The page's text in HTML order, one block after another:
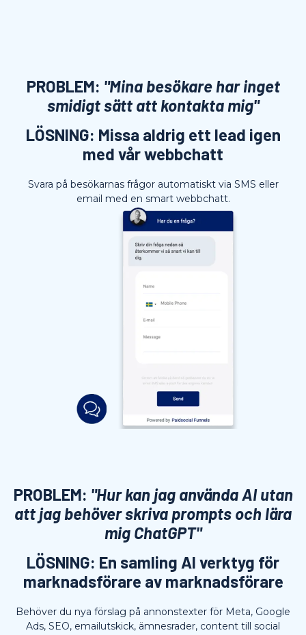
PROBLEM: "Mina besökare har inget
smidigt sätt att kontakta mig"
LÖSNING: Missa aldrig ett lead igen
med vår webbchatt
Svara på besökarnas frågor automatiskt via SMS eller
email med en smart webbchatt.
PROBLEM: "Hur kan jag använda AI utan
att jag behöver skriva prompts och lära
mig ChatGPT"
LÖSNING: En samling AI verktyg för
marknadsförare av marknadsförare
Behöver du nya förslag på annonstexter för Meta, Google
Ads, SEO, emailutskick, ämnesrader, content till social